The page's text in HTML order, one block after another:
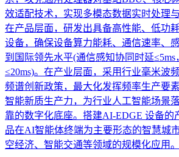
效适配技术，实现多模态数据实时处理
在产品层面，研发出具备高性能、低功
设备，确保设备算力能耗、通信速率、
到国际领先水平(通信感知协同时延
≤20ms)。在产业层面，采用行业毫米波
频谱创新政策，最大化发挥频率生产要
智能新质生产力，为行业人工智能场景
靠的数字化底座。搭建AI-EDGE 设备的
品在AI智能体终端为主要形态的智慧城
空经济、智能交通等领域的规模化应用。